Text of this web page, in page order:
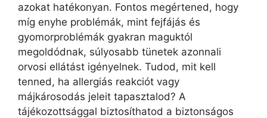
azokat hatékonyan. Fontos megértened, hogy
míg enyhe problémák, mint fejfájás és
gyomorproblémák gyakran maguktól
megoldódnak, súlyosabb tünetek azonnali
orvosi ellátást igényelnek. Tudod, mit kell
tenned, ha allergiás reakciót vagy
májkárosodás jeleit tapasztalod? A
tájékozottsággal biztosíthatod a biztonságos